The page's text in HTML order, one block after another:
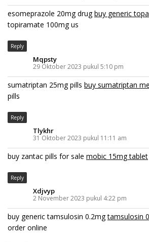
esomeprazole 20mg drugbuy generic
topiramate 100mg us
Reply
Mqpsty
29 Oktober 2023 pukul 5:10 pm
sumatriptan 25mg pills buy sumatriptan
pills
Reply
Tlykhr
31 Oktober 2023 pukul 11:11 am
buy zantac pills for sale mobic 15mg tablet
Reply
Xdjvyp
2 November 2023 pukul 4:22 pm
buy generic tamsulosin 0.2mgtamsulosin
order online